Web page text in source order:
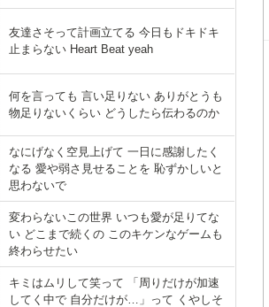
友達さそって計画立てる 今日もドキドキ
止まらない Heart Beat yeah
何を言っても 言い足りない ありがとうも
物足りないくらい どうしたら伝わるのか
,Phillip Lawrence,Jean Daval,Andrew Bloch
Phillip Lawrence
なにげなく空見上げて 一日に感謝したく
なる 愛や弱さ見せることを 恥ずかしいと
思わないで
変わらないこの世界 いつも愛が足りてな
い どこまで続くの このキケンなゲームも
終わらせたい
キミはムリして笑って 「周りだけが加速
してく中で 自分だけが…」って くやしそ